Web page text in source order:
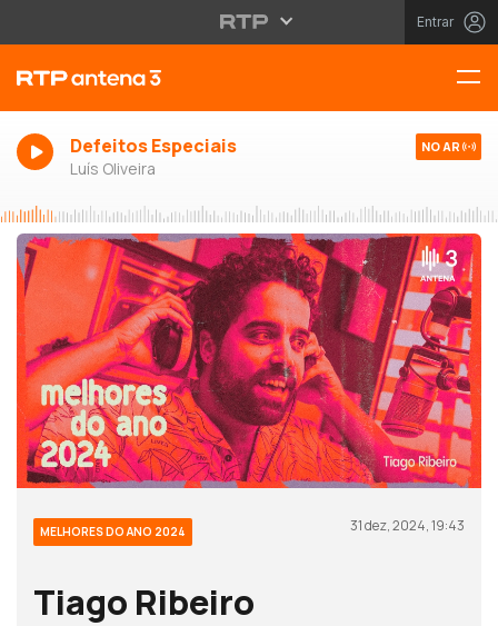
Entrar
Defeitos Especiais
Luís Oliveira
NO AR
MELHORES DO ANO 2024 31 dez, 2024, 19:43
Tiago Ribeiro